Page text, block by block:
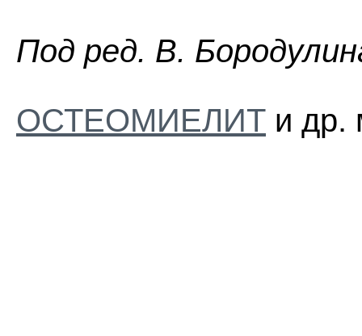
Пoд peд. B.
ОСТЕОМИЕЛИТ и др.